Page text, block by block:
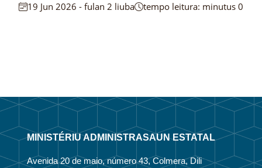
19 Jun 2026 - fulan 2 liuba tempo leitura: minutus 0
MINISTÉRIU ADMINISTRASAUN ESTATAL
Avenida 20 de maio, número 43, Colmera, Dili